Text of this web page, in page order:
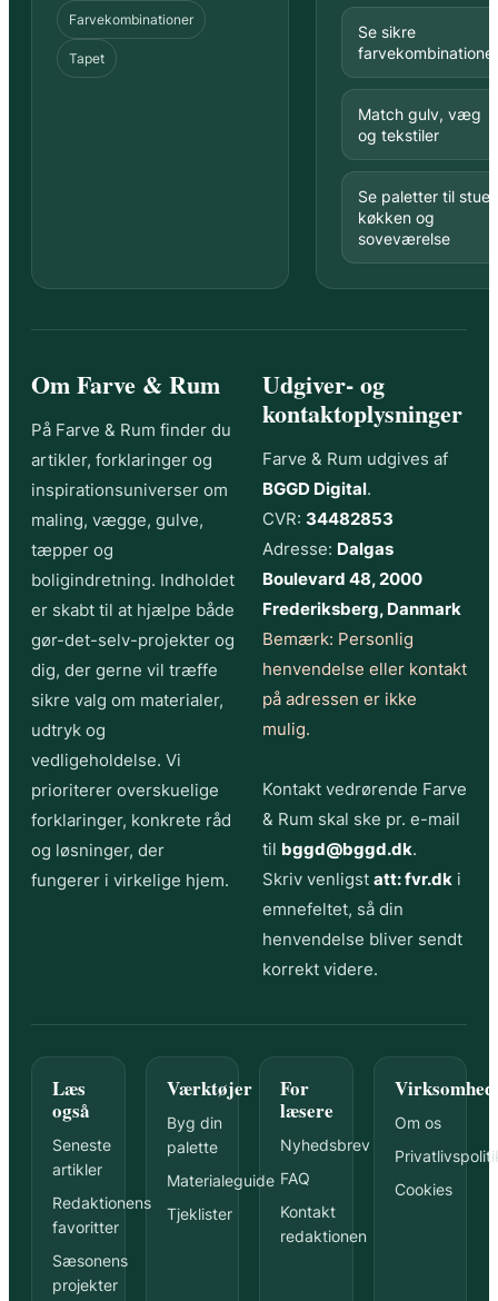
Farvekombinationer
Tapet
Se sikre
farvekombinationer
Match gulv, væg
og tekstiler
Se paletter til stue,
køkken og
soveværelse
Om Farve & Rum
På Farve & Rum finder du
artikler, forklaringer og
inspirationsuniverser om
maling, vægge, gulve,
tæpper og
boligindretning. Indholdet
er skabt til at hjælpe både
gør-det-selv-projekter og
dig, der gerne vil træffe
sikre valg om materialer,
udtryk og
vedligeholdelse. Vi
prioriterer overskuelige
forklaringer, konkrete råd
og løsninger, der
fungerer i virkelige hjem.
Udgiver- og
kontaktoplysninger
Farve & Rum udgives af
BGGD Digital.
CVR: 34482853
Adresse: Dalgas
Boulevard 48, 2000
Frederiksberg, Danmark
Bemærk: Personlig
henvendelse eller kontakt
på adressen er ikke
mulig.
Kontakt vedrørende Farve
& Rum skal ske pr. e-mail
til bggd@bggd.dk.
Skriv venligst att: fvr.dk i
emnefeltet, så din
henvendelse bliver sendt
korrekt videre.
Læs
også
Seneste
artikler
Redaktionens
favoritter
Sæsonens
projekter
Værktøjer
Byg din
palette
Materialeguide
Tjeklister
For
læsere
Nyhedsbrev
FAQ
Kontakt
redaktionen
Virksomhed
Om os
Cookies